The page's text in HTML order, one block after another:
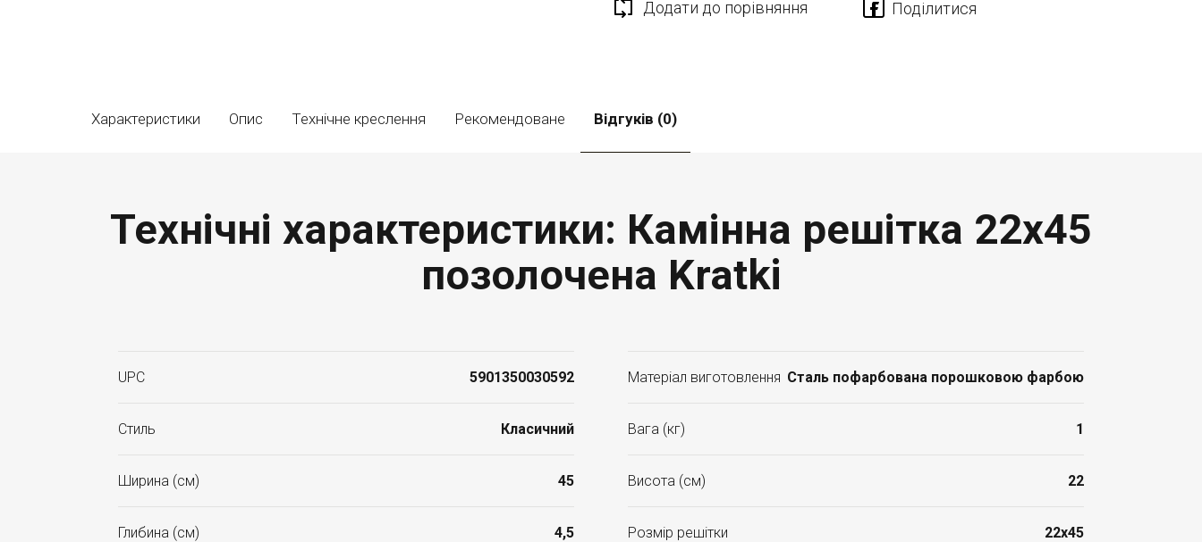
Додати до порівняння
Характеристики Опис Технічне креслення Рекомендоване Відгуків (0)
Технічні характеристики: Камінна решітка 22x45
позолочена Kratki
UPC 5901350030592 Матеріал виготовлення Сталь пофарбована порошковою фарбою
Стиль Класичний Вага (кг) 1
Ширина (см) 45 Висота (см) 22
Глибина (см) 4,5 Розмір решітки 22x45